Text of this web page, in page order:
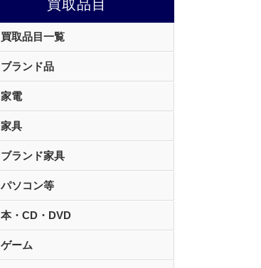
買取品目
買取品目一覧
ブランド品
家電
家具
ブランド家具
パソコン等
本・CD・DVD
ゲーム